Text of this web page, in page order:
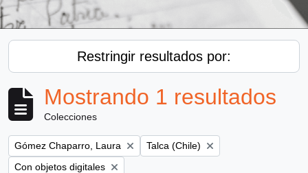
Restringir resultados por:
Mostrando 1 resultados
Colecciones
Remove filter:
Gómez Chaparro, Laura Remove filter:
Talca (Chile)
Remove filter:
Con objetos digitales